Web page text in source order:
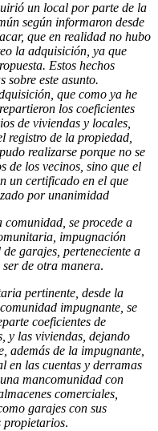
un local por parte de la
según informaron desde
que en realidad no hubo
la adquisición, ya que
Estos hechos
sobre este asunto.
que como ya he
los coeficientes
de viviendas y locales,
registro de la propiedad,
realizarse porque no se
de los vecinos, sino que el
un certificado en el que
por unanimidad
comunidad, se procede a
impugnación
garajes, perteneciente a
de otra manera.
pertinente, desde la
impugnante, se
coeficientes de
y las viviendas, dejando
además de la impugnante,
en las cuentas y derramas
mancomunidad con
comerciales,
garajes con sus
propietarios.